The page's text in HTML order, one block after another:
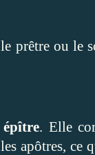
prêtre ou le
. Elle
apôtres, ce